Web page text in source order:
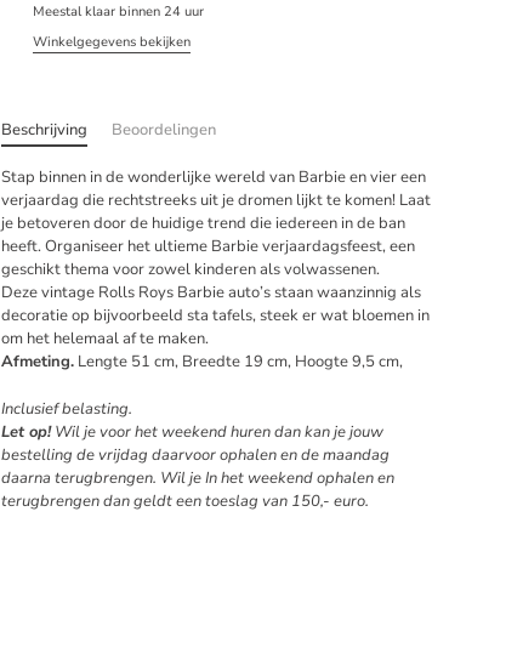
Meestal klaar binnen 24 uur
Winkelgegevens bekijken
Beschrijving Beoordelingen
Stap binnen in de wonderlijke wereld van Barbie en vier een
verjaardag die rechtstreeks uit je dromen lijkt te komen! Laat
je betoveren door de huidige trend die iedereen in de ban
heeft. Organiseer het ultieme Barbie verjaardagsfeest, een
geschikt thema voor zowel kinderen als volwassenen.
Deze vintage Rolls Roys Barbie auto’s staan waanzinnig als
decoratie op bijvoorbeeld sta tafels, steek er wat bloemen in
om het helemaal af te maken.
Afmeting. Lengte 51 cm, Breedte 19 cm, Hoogte 9,5 cm,
Inclusief belasting.
Let op!Wil je voor het weekend huren dan kan je jouw
bestelling de vrijdag daarvoor ophalen en de maandag
daarna terugbrengen. Wil je In het weekend ophalen en
terugbrengen dan geldt een toeslag van 150,- euro.